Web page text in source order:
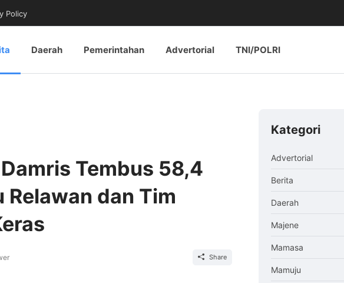
Policy
Daerah Pemerintahan Advertorial TNI/POLRI
Tembus 58,4
Relawan dan Tim
Share
Kategori
Advertorial
Berita
Daerah
Majene
Mamasa
Mamuju